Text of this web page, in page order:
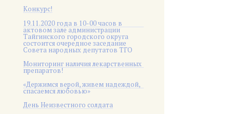
Конкурс!
19.11.2020 года в 10-00 часов в
актовом зале администрации
Тайгинского городского округа
состоится очередное заседание
Совета народных депутатов ТГО
Мониторинг наличия лекарственных
препаратов!
«Держимся верой, живем надеждой,
спасаемся любовью»
День Неизвестного солдата